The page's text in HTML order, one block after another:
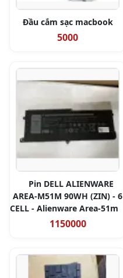
Đầu cắm sạc macbook
5000
Pin DELL ALIENWARE
AREA-M51M 90WH (ZIN) - 6
CELL - Alienware Area-51m
1150000